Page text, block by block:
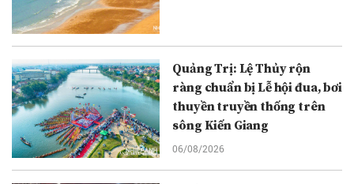
Quảng Trị: Lệ Thủy rộn
ràng chuẩn bị Lễ hội đua, bơi
thuyền truyền thống trên
sông Kiến Giang
06/08/2026